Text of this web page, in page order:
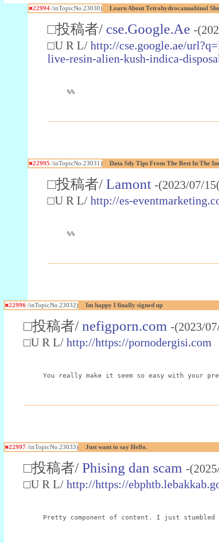
■22994/inTopicNo.23030) Learn About Tetrahydrocannabinol
□投稿者/ cse.Google.Ae -
□U R L/ http://cse.google.ae/
live-resin-alien-kush-indica-
%%
■22995 /inTopicNo.23031) Data Sdy Tips From The Best In The
□投稿者/ Lamont -(2023/07/
□U R L/ http://es-
%%
■22996 /inTopicNo.23032) Im happy I finally signed up
□投稿者/ nefigporn.com -(2023/
□U R L/ http://https://pornodergisi.com
You really make it seem so easy with your
■22997 /inTopicNo.23033) Just want to say Hello.
□投稿者/ Phising dan scam -
□U R L/ http://https://
Pretty component of content. I just